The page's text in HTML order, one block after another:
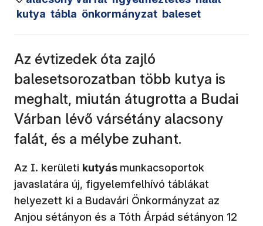
kutya tábla önkormányzat baleset
Az évtizedek óta zajló
balesetsorozatban több kutya is
meghalt, miután átugrotta a Budai
Várban lévő vársétány alacsony
falát, és a mélybe zuhant.
Az I. kerületi kutyás munkacsoportok
javaslatára új, figyelemfelhívó táblákat
helyezett ki a Budavári Önkormányzat az
Anjou sétányon és a Tóth Árpád sétányon 12